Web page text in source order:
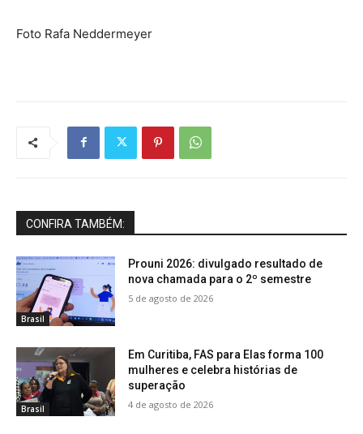
Foto Rafa Neddermeyer
CONFIRA TAMBÉM:
Brasil
Prouni 2026: divulgado resultado de
nova chamada para o 2º semestre
5 de agosto de 2026
Brasil
Em Curitiba, FAS para Elas forma 100
mulheres e celebra histórias de
superação
4 de agosto de 2026